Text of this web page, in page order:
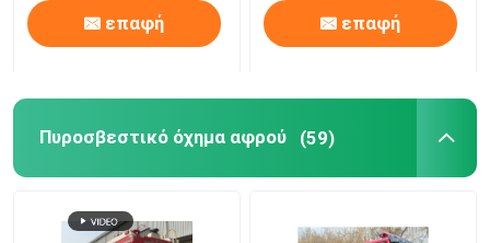
επαφή επαφή
Πυροσβεστικό όχημα αφρού (59)